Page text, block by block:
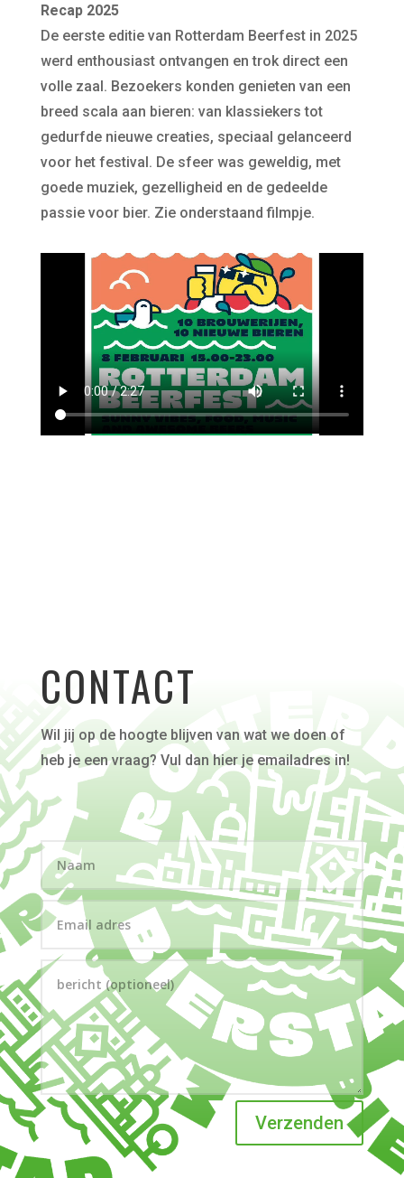
Recap 2025
De eerste editie van Rotterdam Beerfest in 2025
werd enthousiast ontvangen en trok direct een
volle zaal. Bezoekers konden genieten van een
breed scala aan bieren: van klassiekers tot
gedurfde nieuwe creaties, speciaal gelanceerd
voor het festival. De sfeer was geweldig, met
goede muziek, gezelligheid en de gedeelde
passie voor bier. Zie onderstaand filmpje.
CONTACT
Wil jij op de hoogte blijven van wat we doen of
heb je een vraag? Vul dan hier je emailadres in!
Verzenden